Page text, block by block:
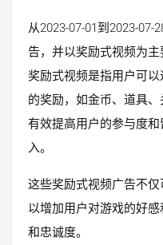
从2023-07-01到2023-
告，并以奖励式视频为主
奖励式视频是指用户可
的奖励，如金币、道具
有效提高用户的参与度
入。
这些奖励式视频广告不
以增加用户对游戏的好
和忠诚度。